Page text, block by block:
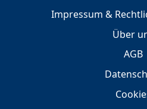
Impressum &
Über
AGB